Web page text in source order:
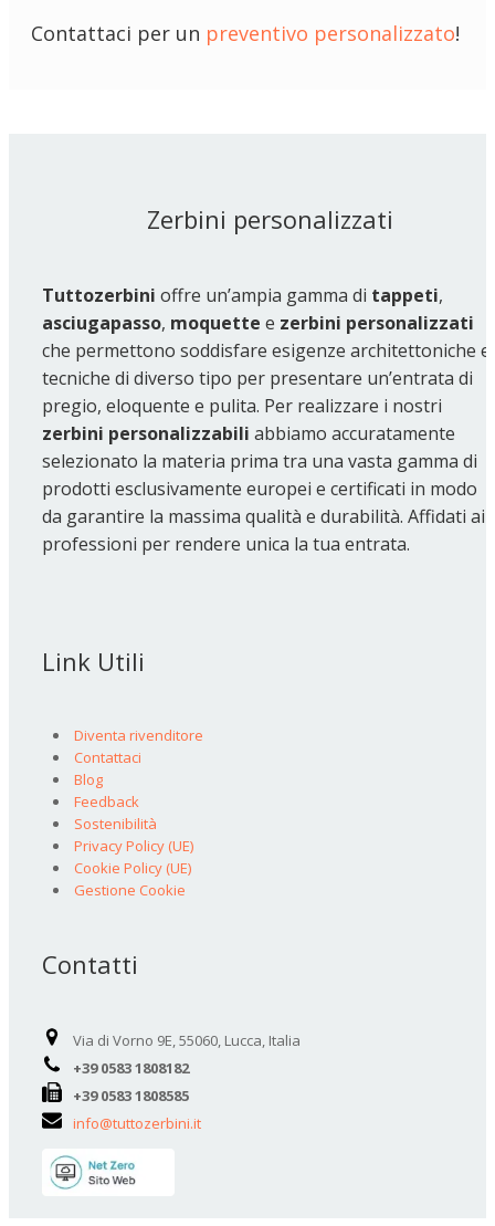
Contattaci per un preventivo personalizzato!
Zerbini personalizzati
Tuttozerbini offre un’ampia gamma di tappeti,
asciugapasso, moquette e zerbini personalizzati
che permettono soddisfare esigenze architettoniche e
tecniche di diverso tipo per presentare un’entrata di
pregio, eloquente e pulita. Per realizzare i nostri
zerbini personalizzabili abbiamo accuratamente
selezionato la materia prima tra una vasta gamma di
prodotti esclusivamente europei e certificati in modo
da garantire la massima qualità e durabilità. Affidati ai
professioni per rendere unica la tua entrata.
Link Utili
Diventa rivenditore
Contattaci
Blog
Feedback
Sostenibilità
Privacy Policy (UE)
Cookie Policy (UE)
Gestione Cookie
Contatti
Via di Vorno 9E, 55060, Lucca, Italia
+39 0583 1808182
+39 0583 1808585
info@tuttozerbini.it